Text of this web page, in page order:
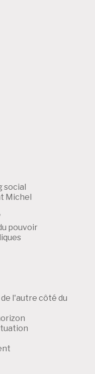
social
Michel
pouvoir
l'autre côté du